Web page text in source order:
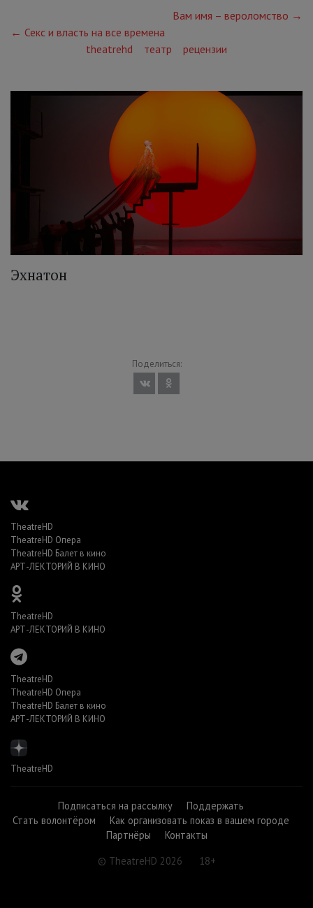
Вам имя – вероломство →
← Секс и власть на все времена
theatrehd
театр рецензии
Эхнатон
Поделиться:
TheatreHD
TheatreHD Опера
TheatreHD Балет в кино
АРТ-ЛЕКТОРИЙ В КИНО
TheatreHD
АРТ-ЛЕКТОРИЙ В КИНО
TheatreHD
TheatreHD Опера
TheatreHD Балет в кино
АРТ-ЛЕКТОРИЙ В КИНО
TheatreHD
Подписаться на рассылку
Поддержать
Стать волонтёром
Как организовать показ в вашем городе
Партнёры
Контакты
© TheatreHD 2026
18+